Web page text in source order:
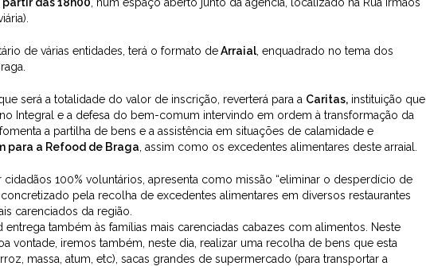
de várias entidades, terá o formato deArraial, enquadrado no tema dos
será a totalidade do valor de inscrição, reverterá para a Caritas, instituição que
Integral e a defesa do bem-comum intervindo em ordem à transformação da
a partilha de bens e a assistência em situações de calamidade e
para a Refood de Braga , assim como os excedentes alimentares deste arraial.
100% voluntários, apresenta como missão “eliminar o desperdício de
pela recolha de excedentes alimentares em diversos restaurantes
carenciados da região.
também às famílias mais carenciadas cabazes com alimentos. Neste
vontade, iremos também, neste dia, realizar uma recolha de bens que esta
massa, atum, etc), sacas grandes de supermercado (para transportar a